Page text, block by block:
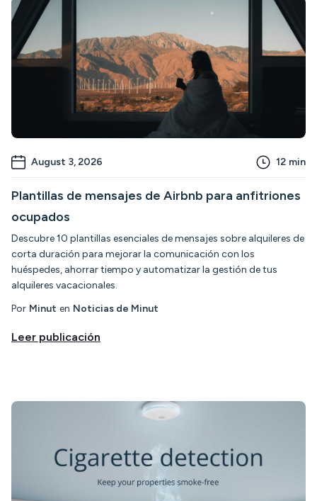
August 3, 2026 12 min
Plantillas de mensajes de Airbnb para anfitriones
ocupados
Descubre 10 plantillas esenciales de mensajes sobre alquileres de
corta duración para mejorar la comunicación con los
huéspedes, ahorrar tiempo y automatizar la gestión de tus
alquileres vacacionales.
Por Minut en Noticias de Minut
Leer publicación